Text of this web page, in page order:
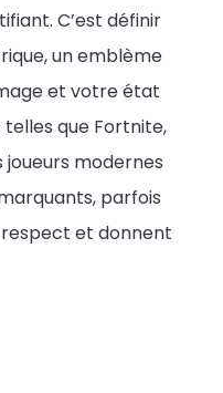
C’est définir
un emblème
et votre état
que Fortnite,
joueurs modernes
parfois
et donnent